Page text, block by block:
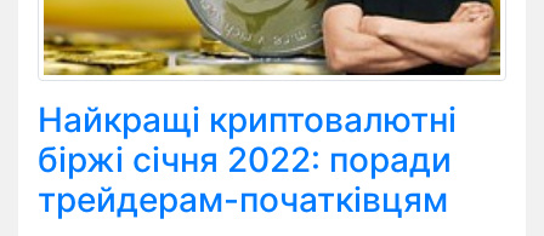
Найкращі криптовалютні
біржі січня 2022: поради
трейдерам-початківцям